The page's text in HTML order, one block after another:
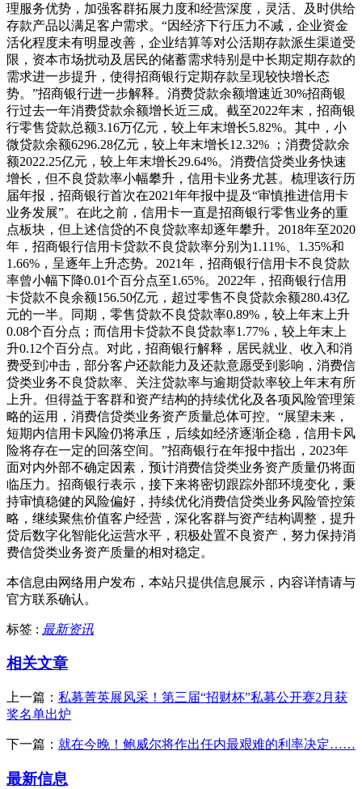
理服务优势，加强客群拓展力度和经营深度，灵活、及时供给
存款产品以满足客户需求。“因经济下行压力不减，企业资金
活化程度未有明显改善，企业结算等对公活期存款派生渠道受
限，资本市场扰动及居民的储蓄需求特别是中长期定期存款的
需求进一步提升，使得招商银行定期存款呈现较快增长态
势。”招商银行进一步解释。消费贷款余额增速近30%招商银
行过去一年消费贷款余额增长近三成。截至2022年末，招商银
行零售贷款总额3.16万亿元，较上年末增长5.82%。其中，小
微贷款余额6296.28亿元，较上年末增长12.32% ；消费贷款余
额2022.25亿元，较上年末增长29.64%。消费信贷类业务快速
增长，但不良贷款率小幅攀升，信用卡业务尤甚。梳理该行历
届年报，招商银行首次在2021年年报中提及“审慎推进信用卡
业务发展”。在此之前，信用卡一直是招商银行零售业务的重
点板块，但上述信贷的不良贷款率却逐年攀升。2018年至2020
年，招商银行信用卡贷款不良贷款率分别为1.11%、1.35%和
1.66%，呈逐年上升态势。2021年，招商银行信用卡不良贷款
率曾小幅下降0.01个百分点至1.65%。2022年，招商银行信用
卡贷款不良余额156.50亿元，超过零售不良贷款余额280.43亿
元的一半。同期，零售贷款不良贷款率0.89%，较上年末上升
0.08个百分点；而信用卡贷款不良贷款率1.77%，较上年末上
升0.12个百分点。对此，招商银行解释，居民就业、收入和消
费受到冲击，部分客户还款能力及还款意愿受到影响，消费信
贷类业务不良贷款率、关注贷款率与逾期贷款率较上年末有所
上升。但得益于客群和资产结构的持续优化及各项风险管理策
略的运用，消费信贷类业务资产质量总体可控。“展望未来，
短期内信用卡风险仍将承压，后续如经济逐渐企稳，信用卡风
险将存在一定的回落空间。”招商银行在年报中指出，2023年
面对内外部不确定因素，预计消费信贷类业务资产质量仍将面
临压力。招商银行表示，接下来将密切跟踪外部环境变化，秉
持审慎稳健的风险偏好，持续优化消费信贷类业务风险管控策
略，继续聚焦价值客户经营，深化客群与资产结构调整，提升
贷后数字化智能化运营水平，积极处置不良资产，努力保持消
费信贷类业务资产质量的相对稳定。
本信息由网络用户发布， 本站只提供信息展示，内容详情请与
官方联系确认。
标签 : 最新资讯
相关文章
上一篇： 私募菁英展风采！第三届“招财杯”私募公开赛2月获
奖名单出炉
下一篇： 就在今晚！鲍威尔将作出任内最艰难的利率决定……
最新信息